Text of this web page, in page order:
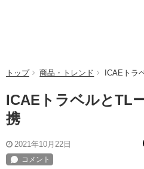
トップ 商品・トレンド ICAEトラ
ICAEトラベルとTL
携
2021年10月22日